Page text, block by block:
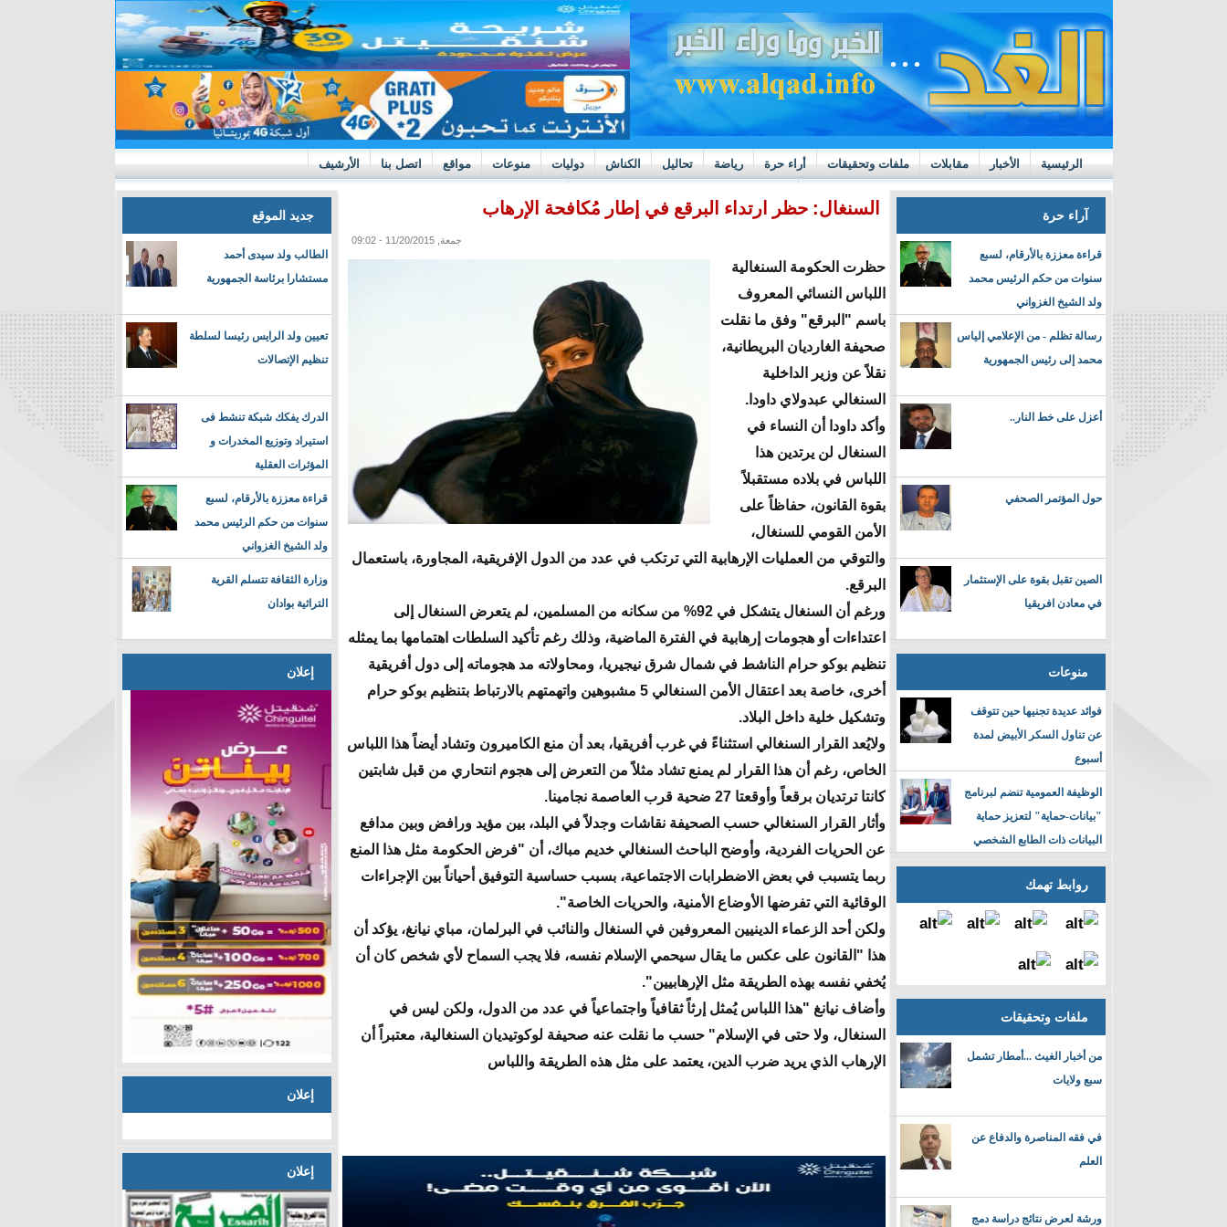
الرئيسية الأخبار مقابلات ملفات وتحقيقات أراء حرة رياضة تحاليل الكناش دوليات منوعات مواقع اتصل بنا الأرشيف
https://m.youtube.com/watch?v=GN10qW4W4hQ
آراء حرة
قراءة معززة بالأرقام، لسبع
سنوات من حكم الرئيس محمد
ولد الشيخ الغزواني
رسالة تظلم - من الإعلامي إلياس
محمد إلى رئيس الجمهورية
أعزل على خط النار..
حول المؤتمر الصحفي
الصين تقبل بقوة على الإستثمار
في معادن افريقيا
منوعات
فوائد عديدة تجنيها حين تتوقف
عن تناول السكر الأبيض لمدة
أسبوع
الوظيفة العمومية تنضم لبرنامج
"بيانات-حماية" لتعزيز حماية
البيانات ذات الطابع الشخصي
روابط تهمك
ملفات وتحقيقات
من أخبار الغيث ...أمطار تشمل
سبع ولايات
في فقه المناصرة والدفاع عن
العلم
ورشة لعرض نتائج دراسة دمج
السنغال: حظر ارتداء البرقع في إطار مُكافحة الإرهاب
جمعة, 11/20/2015 - 09:02
حظرت الحكومة السنغالية
اللباس النسائي المعروف
باسم "البرقع" وفق ما نقلت
صحيفة الغارديان البريطانية،
نقلاً عن وزير الداخلية
السنغالي عبدولاي داودا.
وأكد داودا أن النساء في
السنغال لن يرتدين هذا
اللباس في بلاده مستقبلاً
بقوة القانون، حفاظاً على
الأمن القومي للسنغال،
والتوقي من العمليات الإرهابية التي ترتكب في عدد من الدول الإفريقية، المجاورة، باستعمال
البرقع.
ورغم أن السنغال يتشكل في 92% من سكانه من المسلمين، لم يتعرض السنغال إلى
اعتداءات أو هجومات إرهابية في الفترة الماضية، وذلك رغم تأكيد السلطات اهتمامها بما يمثله
تنظيم بوكو حرام الناشط في شمال شرق نيجيريا، ومحاولاته مد هجوماته إلى دول أفريقية
أخرى، خاصة بعد اعتقال الأمن السنغالي 5 مشبوهين واتهمتهم بالارتباط بتنظيم بوكو حرام
وتشكيل خلية داخل البلاد.
ولايُعد القرار السنغالي استثناءً في غرب أفريقيا، بعد أن منع الكاميرون وتشاد أيضاً هذا اللباس
الخاص، رغم أن هذا القرار لم يمنع تشاد مثلاً من التعرض إلى هجوم انتحاري من قبل شابتين
كانتا ترتديان برقعاً وأوقعتا 27 ضحية قرب العاصمة نجامينا.
وأثار القرار السنغالي حسب الصحيفة نقاشات وجدلاً في البلد، بين مؤيد ورافض وبين مدافع
عن الحريات الفردية، وأوضح الباحث السنغالي خديم مباك، أن "فرض الحكومة مثل هذا المنع
ربما يتسبب في بعض الاضطرابات الاجتماعية، بسبب حساسية التوفيق أحياناً بين الإجراءات
الوقائية التي تفرضها الأوضاع الأمنية، والحريات الخاصة".
ولكن أحد الزعماء الدينيين المعروفين في السنغال والنائب في البرلمان، مباي نيانغ، يؤكد أن
هذا "القانون على عكس ما يقال سيحمي الإسلام نفسه، فلا يجب السماح لأي شخص كان أن
يُخفي نفسه بهذه الطريقة مثل الإرهابيين".
وأضاف نيانغ "هذا اللباس يُمثل إرثاً ثقافياً واجتماعياً في عدد من الدول، ولكن ليس في
السنغال، ولا حتى في الإسلام" حسب ما نقلت عنه صحيفة لوكوتيديان السنغالية، معتبراً أن
الإرهاب الذي يريد ضرب الدين، يعتمد على مثل هذه الطريقة واللباس
جديد الموقع
الطالب ولد سيدى أحمد
مستشارا برئاسة الجمهورية
تعيين ولد الرايس رئيسا لسلطة
تنظيم الإتصالات
الدرك يفكك شبكة تنشط فى
استيراد وتوزيع المخدرات و
المؤثرات العقلية
قراءة معززة بالأرقام، لسبع
سنوات من حكم الرئيس محمد
ولد الشيخ الغزواني
وزارة الثقافة تتسلم القرية
التراثية بوادان
إعلان
إعلان
إعلان